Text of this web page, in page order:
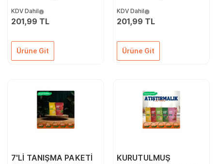
KDV Dahil
201,99 TL
Ürüne Git
KDV Dahil
201,99 TL
Ürüne Git
7'Lİ TANIŞMA PAKETİ
KURUTULMUŞ